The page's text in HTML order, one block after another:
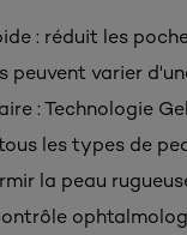
: réduit les
peuvent varier
: Technologie
les types de
la peau